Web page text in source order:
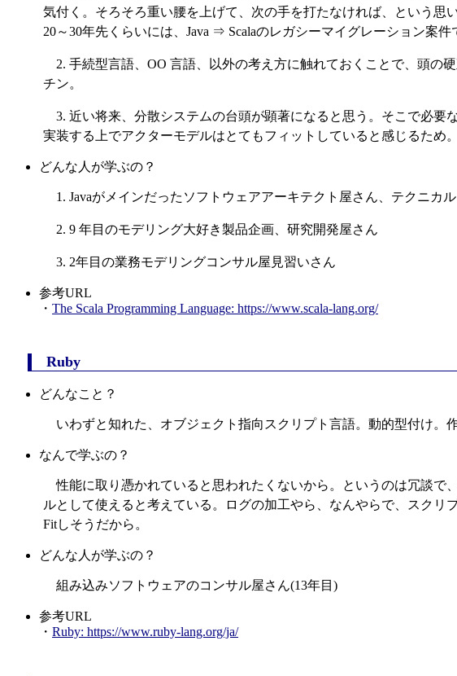
気付く。そろそろ重い腰を上げて、次の手を打たなければ、という思
20～30年先くらいには、Java ⇒ Scalaのレガシーマイグレーション案
2. 手続型言語、OO 言語、以外の考え方に触れておくことで、頭の
チン。
3. 近い将来、分散システムの台頭が顕著になると思う。そこで必
実装する上でアクターモデルはとてもフィットしていると感じるため。
どんな人が学ぶの？
1. Javaがメインだったソフトウェアアーキテクト屋さん、テクニカ
2. 9 年目のモデリング大好き製品企画、研究開発屋さん
3. 2年目の業務モデリングコンサル屋見習いさん
参考URL
・ The Scala Programming Language: https://www.scala-lang.org/
Ruby
どんなこと？
いわずと知れた、オブジェクト指向スクリプト言語。動的型付け。
なんで学ぶの？
性能に取り憑かれていると思われたくないから。というのは冗談で
ルとして使えると考えている。ログの加工やら、なんやらで、スク
Fitしそうだから。
どんな人が学ぶの？
組み込みソフトウェアのコンサル屋さん(13年目)
参考URL
・ Ruby: https://www.ruby-lang.org/ja/